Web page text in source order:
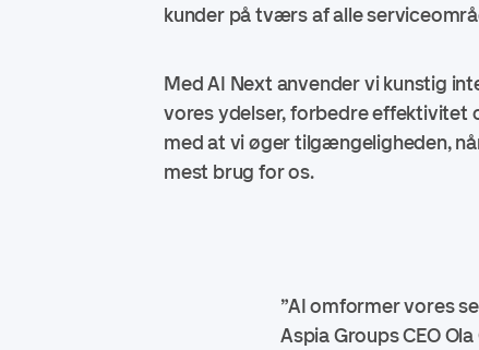
kunder på tværs af alle
Med AI Next anvender vi kunstig
vores ydelser, forbedre effektivitet
med at vi øger tilgængeligheden,
mest brug for os.
”AI omformer vores
Aspia Groups CEO